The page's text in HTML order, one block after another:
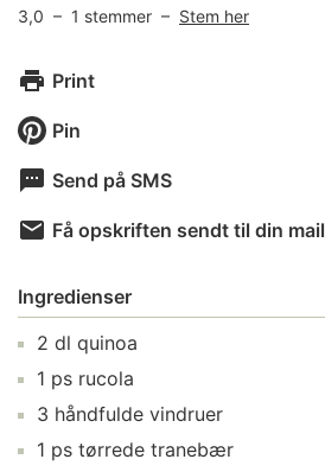
3,0 – 1 stemmer – Stem her
Print
Pin
Send på SMS
Få opskriften sendt til din mail
Ingredienser
2 dl quinoa
1 ps rucola
3 håndfulde vindruer
1 ps tørrede tranebær